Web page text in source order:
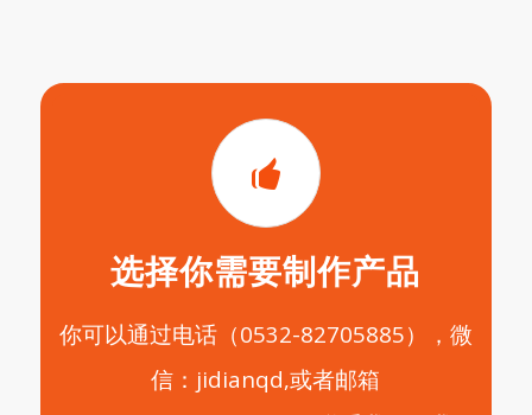
选择你需要制作产品
你可以通过电话（0532-82705885），微
信：jidianqd,或者邮箱